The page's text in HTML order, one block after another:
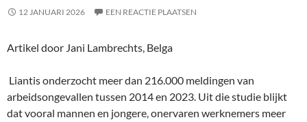
12 JANUARI 2026 EEN REACTIE PLAATSEN
Artikel door Jani Lambrechts, Belga
Liantis onderzocht meer dan 216.000 meldingen van
arbeidsongevallen tussen 2014 en 2023. Uit die studie blijkt
dat vooral mannen en jongere, onervaren werknemers meer